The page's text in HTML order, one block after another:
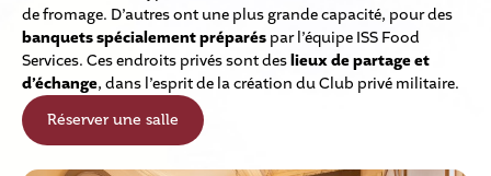
de fromage. D’autres ont une plus grande capacité, pour des
banquets spécialement préparés par l’équipe ISS Food
Services. Ces endroits privés sont deslieux de partage et
d’échange, dans l’esprit de la création du Club privé militaire.
Réserver une salle